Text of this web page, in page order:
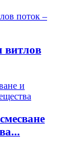
витлов